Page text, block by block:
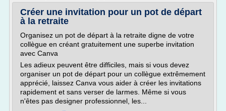
Créer une invitation pour un pot de départ
à la retraite
Organisez un pot de départ à la retraite digne de votre
collègue en créant gratuitement une superbe invitation
avec Canva
Les adieux peuvent être difficiles, mais si vous devez
organiser un pot de départ pour un collègue extrêmement
apprécié, laissez Canva vous aider à créer les invitations
rapidement et sans verser de larmes. Même si vous
n'êtes pas designer professionnel, les...